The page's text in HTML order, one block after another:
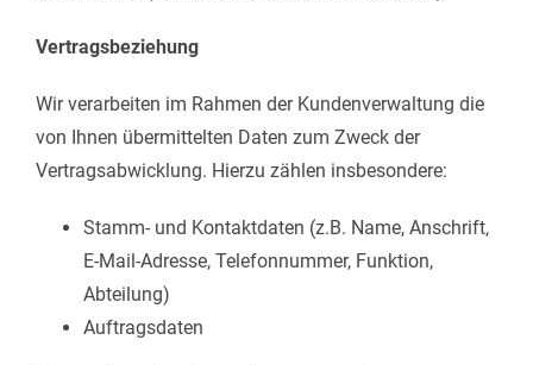
Vertragsbeziehung
Wir verarbeiten im Rahmen der Kundenverwaltung die
von Ihnen übermittelten Daten zum Zweck der
Vertragsabwicklung. Hierzu zählen insbesondere:
Stamm- und Kontaktdaten (z.B. Name, Anschrift,
E-Mail-Adresse, Telefonnummer, Funktion,
Abteilung)
Auftragsdaten